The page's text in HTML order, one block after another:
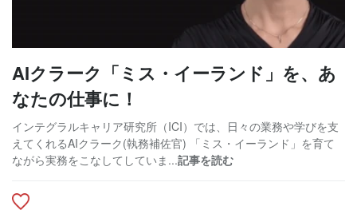
AIクラーク「ミス・イーランド」を、あ
なたの仕事に！
インテグラルキャリア研究所（ICI）では、日々の業務や学びを支
えてくれるAIクラーク(執務補佐官) 「ミス・イーランド」を育て
ながら実務をこなしてしていま...記事を読む